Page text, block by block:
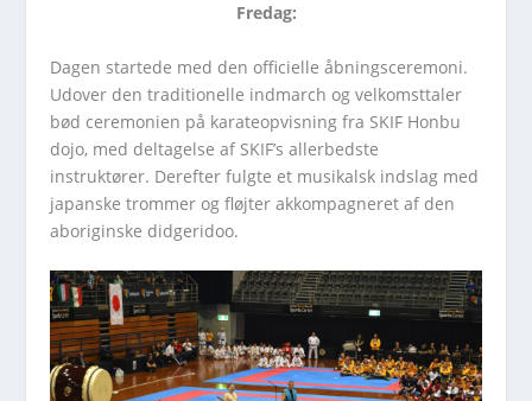
Fredag:
Dagen startede med den officielle åbningsceremoni.
Udover den traditionelle indmarch og velkomsttaler
bød ceremonien på karateopvisning fra SKIF Honbu
dojo, med deltagelse af SKIF’s allerbedste
instruktører. Derefter fulgte et musikalsk indslag med
japanske trommer og fløjter akkompagneret af den
aboriginske didgeridoo.